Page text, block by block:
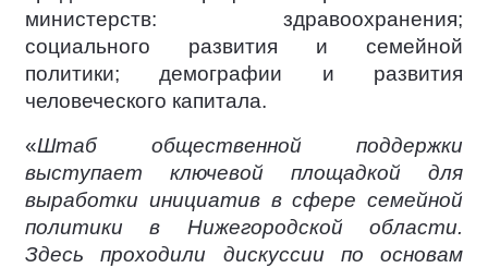
министерств: здравоохранения;
социального развития и семейной
политики; демографии и развития
человеческого капитала.
«Штаб общественной поддержки
выступает ключевой площадкой для
выработки инициатив в сфере семейной
политики в Нижегородской области.
Здесь проходили дискуссии по основам